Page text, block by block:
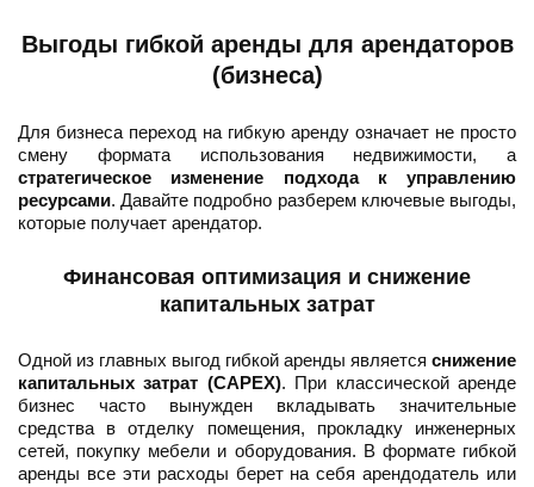
Выгоды гибкой аренды для арендаторов
(бизнеса)
Для бизнеса переход на гибкую аренду означает не просто
смену формата использования недвижимости, а
стратегическое изменение подхода к управлению
ресурсами. Давайте подробно разберем ключевые выгоды,
которые получает арендатор.
Финансовая оптимизация и снижение
капитальных затрат
Одной из главных выгод гибкой аренды является снижение
капитальных затрат (CAPEX). При классической аренде
бизнес часто вынужден вкладывать значительные
средства в отделку помещения, прокладку инженерных
сетей, покупку мебели и оборудования. В формате гибкой
аренды все эти расходы берет на себя арендодатель или